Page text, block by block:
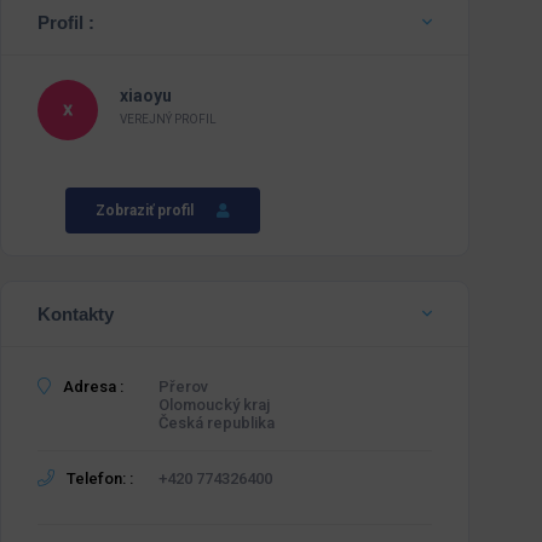
Profil :
xiaoyu
VEREJNÝ PROFIL
Zobraziť profil
Kontakty
Adresa :
Přerov
Olomoucký kraj
Česká republika
Telefon: : +420 774326400